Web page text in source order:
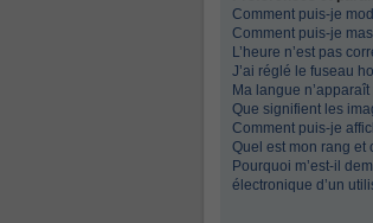
Comment puis-je
Comment puis-je
L’heure n’est pas
J’ai réglé le fuseau
Ma langue
Que signifient les
Comment puis-je
Quel est mon rang et
Pourquoi m’est-il
électronique d’un